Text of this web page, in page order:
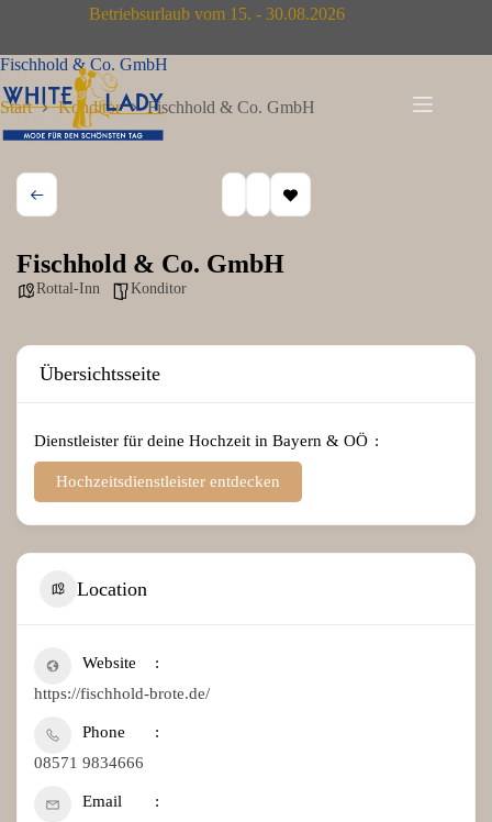
Betriebsurlaub vom 15. - 30.08.2026
Fischhold & Co. GmbH
Start Konditor Fischhold & Co. GmbH
Fischhold & Co. GmbH
Rottal-Inn Konditor
Übersichtsseite
Dienstleister für deine Hochzeit in Bayern & OÖ
Hochzeitsdienstleister entdecken
Location
Website
https://fischhold-brote.de/
Phone
08571 9834666
Email